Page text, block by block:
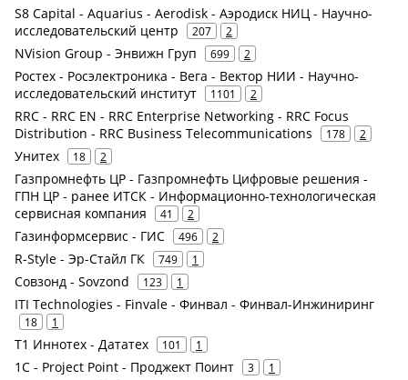
S8 Capital - Aquarius - Aerodisk - Аэродиск НИЦ - Научно-
исследовательский центр
207 2
NVision Group - Энвижн Груп 699 2
Ростех - Росэлектроника - Вега - Вектор НИИ - Научно-
исследовательский институт
1101 2
RRC - RRC EN - RRC Enterprise Networking - RRC Focus
Distribution - RRC Business Telecommunications
178 2
Унитех 18 2
Газпромнефть ЦР - Газпромнефть Цифровые решения -
ГПН ЦР - ранее ИТСК - Информационно-технологическая
сервисная компания
41 2
Газинформсервис - ГИС 496 2
R-Style - Эр-Стайл ГК 749 1
Совзонд - Sovzond 123 1
ITI Technologies - Finvale - Финвал - Финвал-Инжиниринг
18 1
Т1 Иннотех - Дататех 101 1
1С - Project Point - Проджект Поинт 3 1